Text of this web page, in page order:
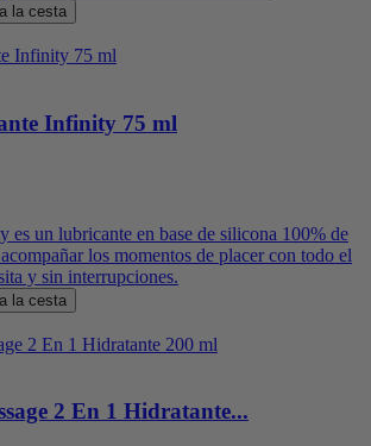
la cesta
Infinity 75 ml
un lubricante en base de silicona 100% de
los momentos de placer con todo el
y sin interrupciones.
la cesta
2 En 1 Hidratante...